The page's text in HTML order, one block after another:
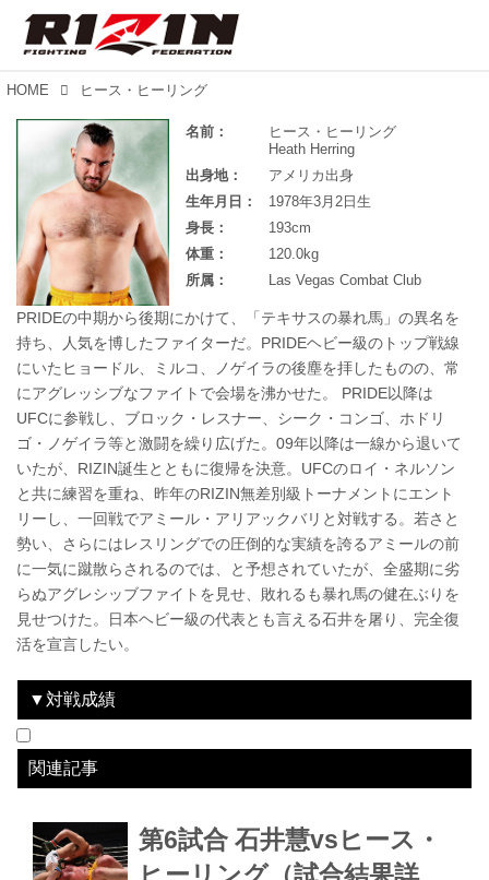
HOME ヒース・ヒーリング
名前：
ヒース・ヒーリング
Heath Herring
出身地：
アメリカ出身
生年月日：
1978年3月2日生
身長：
193cm
体重：
120.0kg
所属：
Las Vegas Combat Club
PRIDEの中期から後期にかけて、「テキサスの暴れ馬」の異名を
持ち、人気を博したファイターだ。PRIDEヘビー級のトップ戦線
にいたヒョードル、ミルコ、ノゲイラの後塵を拝したものの、常
にアグレッシブなファイトで会場を沸かせた。 PRIDE以降は
UFCに参戦し、ブロック・レスナー、シーク・コンゴ、ホドリ
ゴ・ノゲイラ等と激闘を繰り広げた。09年以降は一線から退いて
いたが、RIZIN誕生とともに復帰を決意。UFCのロイ・ネルソン
と共に練習を重ね、昨年のRIZIN無差別級トーナメントにエント
リーし、一回戦でアミール・アリアックバリと対戦する。若さと
勢い、さらにはレスリングでの圧倒的な実績を誇るアミールの前
に一気に蹴散らされるのでは、と予想されていたが、全盛期に劣
らぬアグレシッブファイトを見せ、敗れるも暴れ馬の健在ぶりを
見せつけた。日本ヘビー級の代表とも言える石井を屠り、完全復
活を宣言したい。
▼対戦成績
日付 勝敗 対戦相手 結果 大会名
2016.12.29 lose アミール・アリアックバリ 2R判定 3-0 Cygames presents RIZIN FIGHTING WORLD GP 2016 無差別級トーナメント 2nd ROUND
2017.4.16 lose 石井慧 2R判定 3-0 RIZIN 2017 in YOKOHAMA -SAKURA-
関連記事
第6試合 石井慧vsヒース・